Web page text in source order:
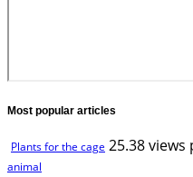
Most popular articles
Plants for the cage 25.38 views
animal